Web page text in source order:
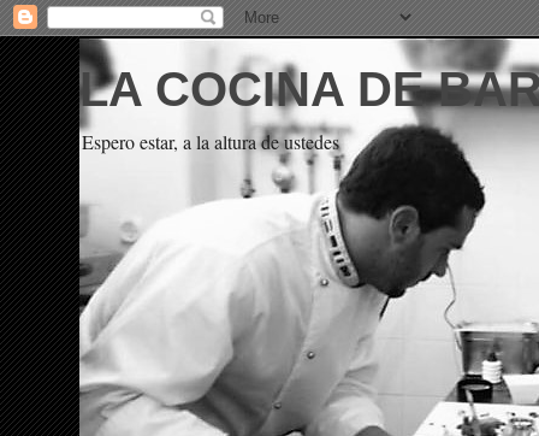
LA COCINA DE
Espero estar, a la altura de ustedes